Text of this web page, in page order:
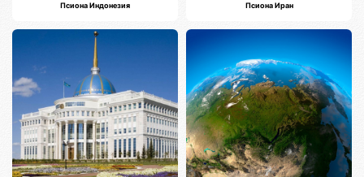
Псиона Индонезия Псиона Иран